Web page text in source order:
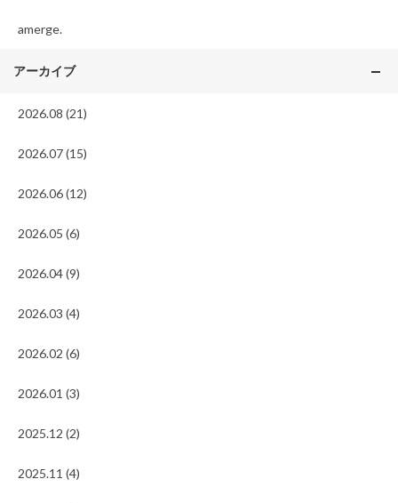
amerge.
アーカイブ
2026.08 (21)
2026.07 (15)
2026.06 (12)
2026.05 (6)
2026.04 (9)
2026.03 (4)
2026.02 (6)
2026.01 (3)
2025.12 (2)
2025.11 (4)